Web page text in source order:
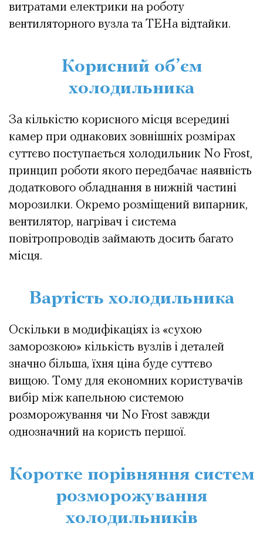
витратами електрики на роботу
вентиляторного вузла та ТЕНа відтайки.
Корисний об’єм
холодильника
За кількістю корисного місця всередині
камер при однакових зовнішніх розмірах
суттєво поступається холодильник No Frost,
принцип роботи якого передбачає наявність
додаткового обладнання в нижній частині
морозилки. Окремо розміщений випарник,
вентилятор, нагрівач і система
повітропроводів займають досить багато
місця.
Вартість холодильника
Оскільки в модифікаціях із «сухою
заморозкою» кількість вузлів і деталей
значно більша, їхня ціна буде суттєво
вищою. Тому для економних користувачів
вибір між капельною системою
розморожування чи No Frost завжди
однозначний на користь першої.
Коротке порівняння систем
розморожування
холодильників